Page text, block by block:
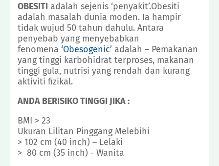
OBESITI adalah sejenis ‘penyakit’.Obesiti
adalah masalah dunia moden. Ia hampir
tidak wujud 50 tahun dahulu. Antara
penyebab yang menyebabkan
fenomena ‘Obesogenic’ adalah – Pemakanan
yang tinggi karbohidrat terproses, makanan
tinggi gula, nutrisi yang rendah dan kurang
aktiviti fizikal.
ANDA BERISIKO TINGGI JIKA :
BMI > 23
Ukuran Lilitan Pinggang Melebihi
> 102 cm (40 inch) – Lelaki
> 80 cm (35 inch) - Wanita